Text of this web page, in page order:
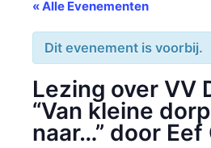
« Alle Evenementen
Dit evenement is voorbij.
Lezing over VV
“Van kleine
naar…” door Eef